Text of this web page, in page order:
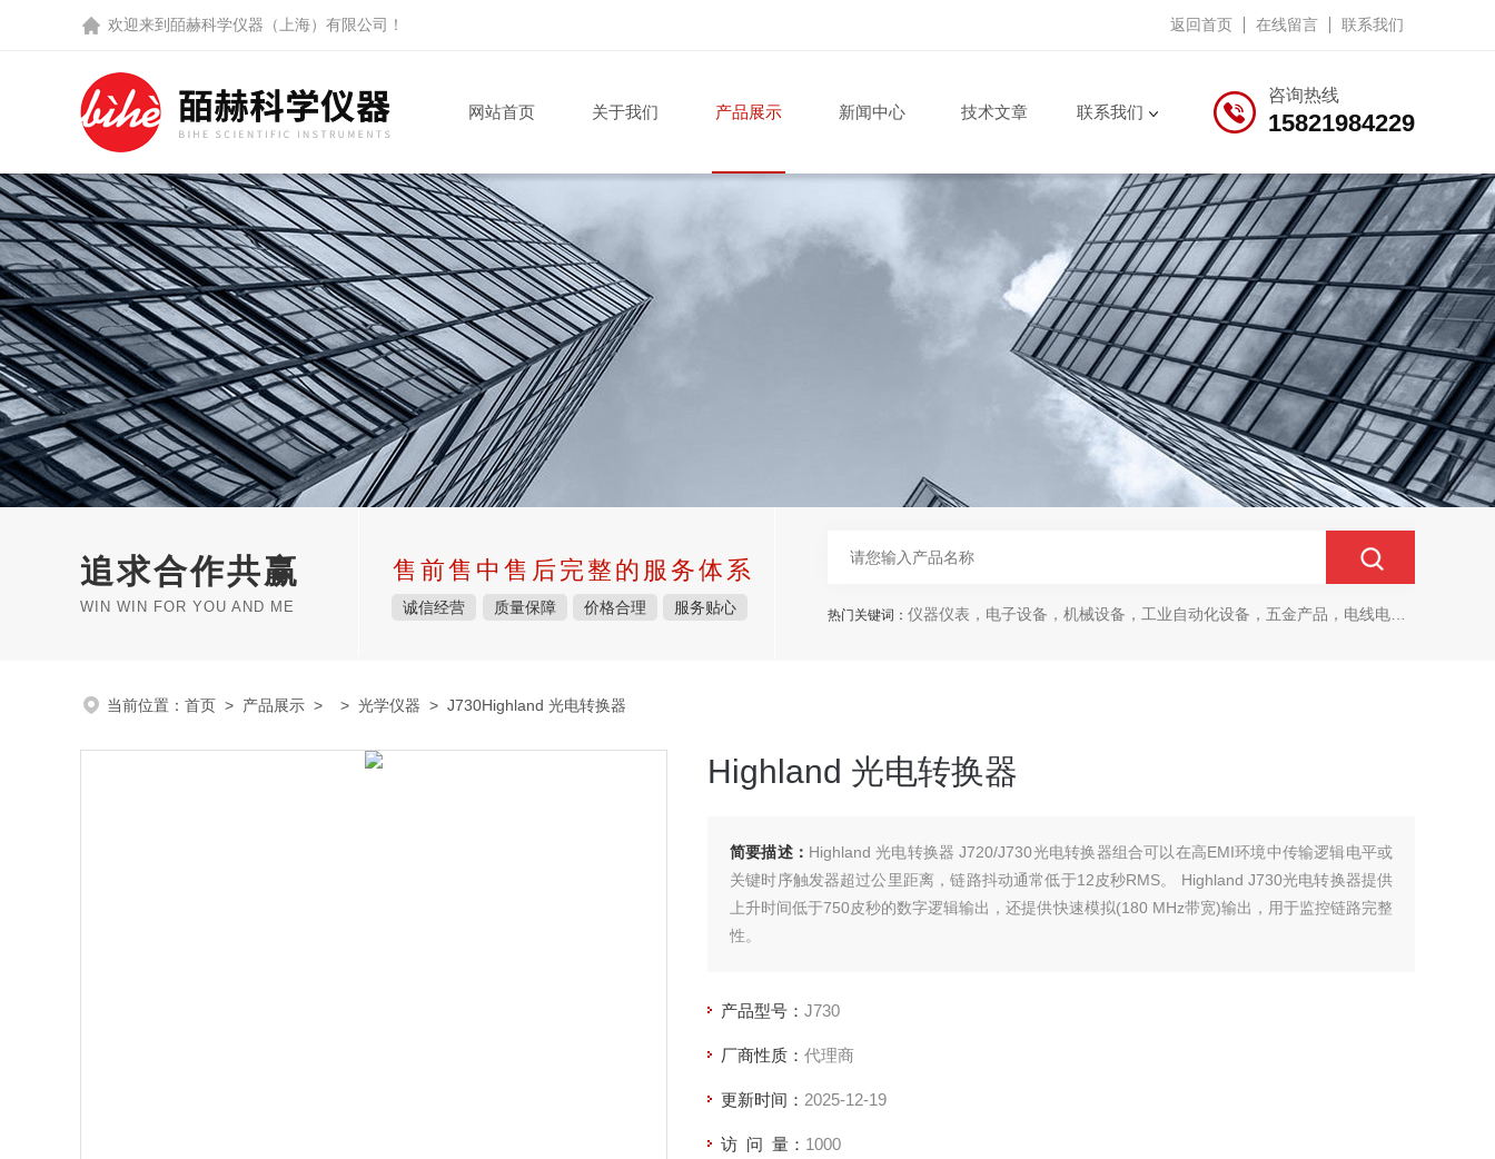
欢迎来到 皕赫科学仪器（上海）有限公司 ！ 返回首页 在线留言 联系我们
咨询热线
15821984229
网站首页 关于我们 产品展示 新闻中心 技术文章 联系我们
追求合作共赢
WIN WIN FOR YOU AND ME
售前售中售后完整的服务体系
诚信经营 质量保障 价格合理 服务贴心 热门关键词： 仪器仪表，电子设备，机械设备，工业自动化设备，五金产品，电线电缆，金属材料，电子
当前位置： 首页 > 产品展示 > > 光学仪器 > J730Highland 光电转换器
Highland 光电转换器
简要描述： Highland 光电转换器 J720/J730光电转换器组合可以在高EMI环境中传输逻辑电平或
关键时序触发器超过公里距离，链路抖动通常低于12皮秒RMS。 Highland J730光电转换器提供
上升时间低于750皮秒的数字逻辑输出，还提供快速模拟(180 MHz带宽)输出，用于监控链路完整
性。
产品型号： J730
厂商性质： 代理商
更新时间： 2025-12-19
访 问 量： 1000